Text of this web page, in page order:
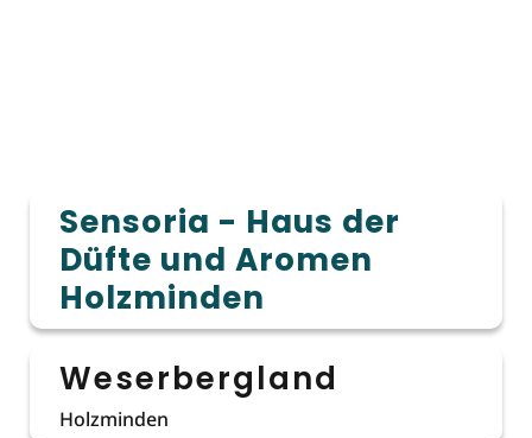
Sensoria - Haus der
Düfte und Aromen
Holzminden
Weserbergland
Holzminden